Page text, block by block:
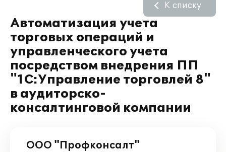
Автоматизация учета
торговых операций и
управленческого учета
посредством внедрения ПП
"1С:Управление торговлей 8"
в аудиторско-
консалтинговой компании
К списку
ООО "Профконсалт"